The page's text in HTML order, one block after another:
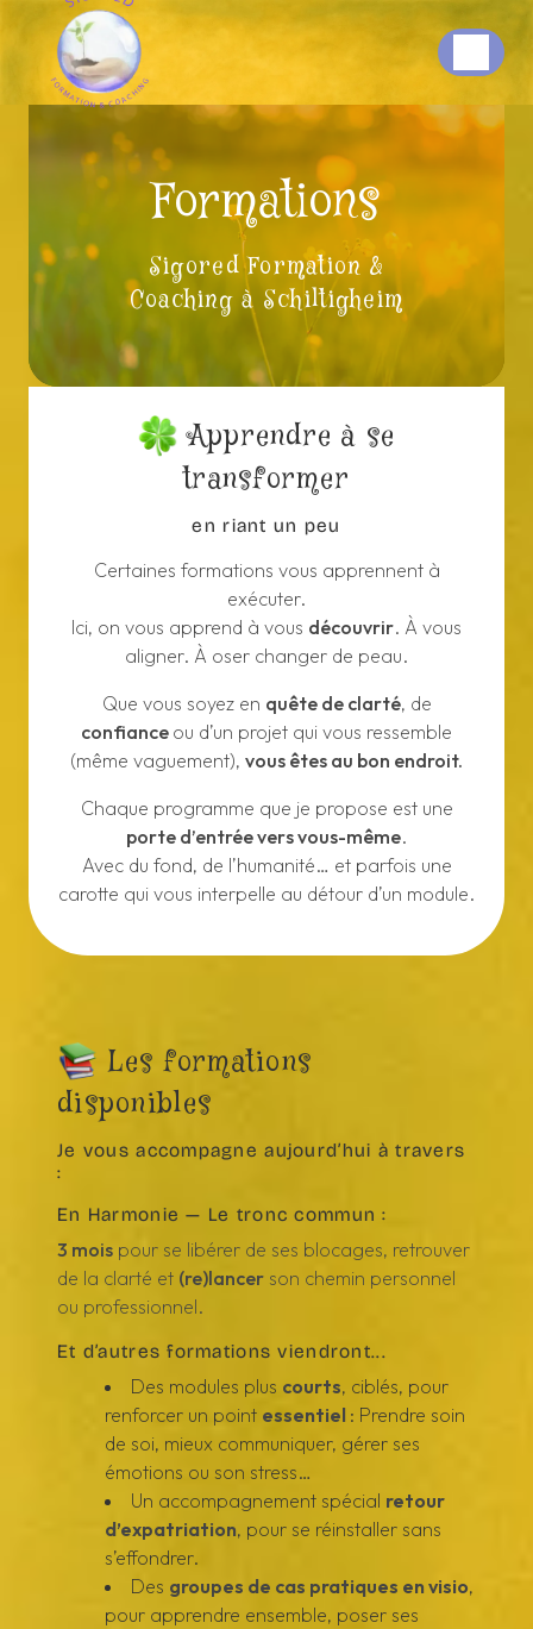
Formations
Sigored Formation &
Coaching à Schiltigheim
Apprendre à se
transformer
en riant un peu
Certaines formations vous apprennent à
exécuter.
Ici, on vous apprend à vous découvrir. À vous
aligner. À oser changer de peau.
Que vous soyez en quête de clarté, de
confiance ou d’un projet qui vous ressemble
(même vaguement), vous êtes au bon endroit.
Chaque programme que je propose est une
porte d’entrée vers vous-même.
Avec du fond, de l’humanité… et parfois une
carotte qui vous interpelle au détour d’un module.
Les formations
disponibles
Je vous accompagne aujourd’hui à travers
:
En Harmonie — Le tronc commun :
3 mois pour se libérer de ses blocages, retrouver
de la clarté et (re)lancer son chemin personnel
ou professionnel.
Et d’autres formations viendront...
Des modules plus courts, ciblés, pour
renforcer un point essentiel : Prendre soin
de soi, mieux communiquer, gérer ses
émotions ou son stress…
Un accompagnement spécial retour
d’expatriation, pour se réinstaller sans
s’effondrer.
Des groupes de cas pratiques en visio,
pour apprendre ensemble, poser ses
Panneau de gestion des cookies